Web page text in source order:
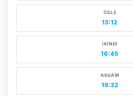
ÖĞLE
13:12
İKINDI
16:45
AKŞAM
19:32